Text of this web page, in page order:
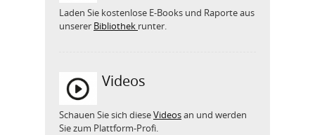
Laden Sie kostenlose E-Books und Raporte aus
unserer Bibliothek runter.
Videos
Schauen Sie sich dieseVideosan und werden
Sie zum Plattform-Profi.